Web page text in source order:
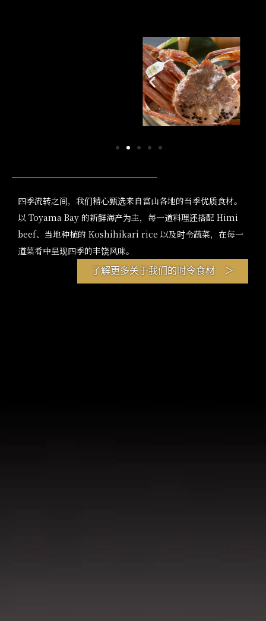
四季流转之间，我们精心甄选来自富山各地的当季优质食材。
以 Toyama Bay 的新鲜海产为主，每一道料理还搭配 Himi
beef、当地种植的 Koshihikari rice 以及时令蔬菜，在每一
道菜肴中呈现四季的丰饶风味。
了解更多关于我们的时令食材 ＞